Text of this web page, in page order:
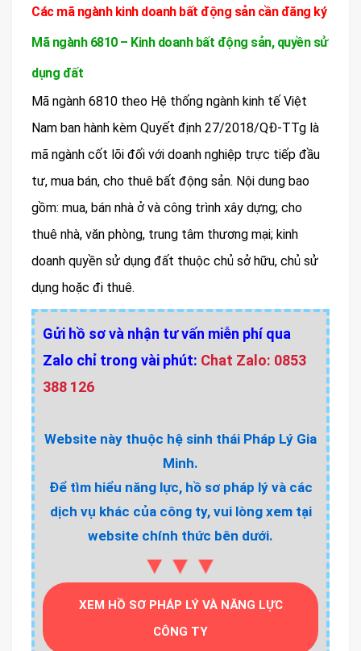
Các mã ngành kinh doanh bất động sản cần đăng ký
Mã ngành 6810 – Kinh doanh bất động sản, quyền sử
dụng đất
Mã ngành 6810 theo Hệ thống ngành kinh tế Việt
Nam ban hành kèm Quyết định 27/2018/QĐ-TTg là
mã ngành cốt lõi đối với doanh nghiệp trực tiếp đầu
tư, mua bán, cho thuê bất động sản. Nội dung bao
gồm: mua, bán nhà ở và công trình xây dựng; cho
thuê nhà, văn phòng, trung tâm thương mại; kinh
doanh quyền sử dụng đất thuộc chủ sở hữu, chủ sử
dụng hoặc đi thuê.
Gửi hồ sơ và nhận tư vấn miễn phí qua
Zalo chỉ trong vài phút: Chat Zalo: 0853
388 126
Website này thuộc hệ sinh thái Pháp Lý Gia
Minh.
Để tìm hiểu năng lực, hồ sơ pháp lý và các
dịch vụ khác của công ty, vui lòng xem tại
website chính thức bên dưới.
▼▼▼
XEM HỒ SƠ PHÁP LÝ VÀ NĂNG LỰC
CÔNG TY